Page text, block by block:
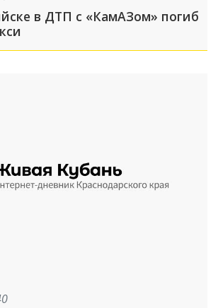
в ДТП с «КамАЗом» погиб